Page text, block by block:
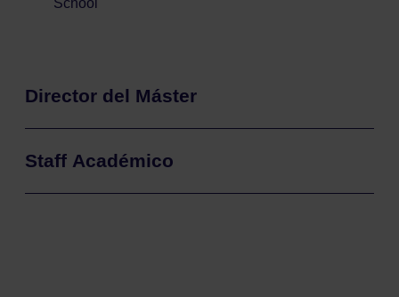
Director del Máster
Staff Académico